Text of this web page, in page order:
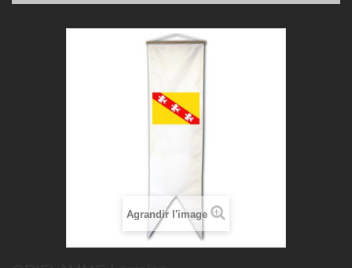
Agrandir l'image